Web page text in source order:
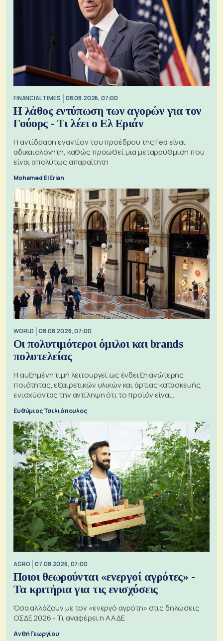
FINANCIAL TIMES 08.08.2026, 07:00
Η λάθος εντύπωση των αγορών για τον
Γούορς - Τι λέει ο Ελ Εριάν
Η αντίδραση εναντίον του προέδρου της Fed είναι
αδικαιολόγητη, καθώς προωθεί μια μεταρρύθμιση που
είναι απολύτως απαραίτητη
Mohamed El Erian
WORLD 08.08.2026, 07:00
Οι πολυτιμότεροι όμιλοι και brands
πολυτελείας
Η αυξημένη τιμή λειτουργεί ως ένδειξη ανώτερης
ποιότητας, εξαιρετικών υλικών και άρτιας κατασκευής,
ενισχύοντας την αντίληψη ότι το προϊόν είναι
ξεχωριστό
Ευθύμιος Τσιλιόπουλος
AGRO 07.08.2026, 07:00
Ποιοι θεωρούνται «ενεργοί αγρότες» -
Τα κριτήρια για τις ενισχύσεις
Όσα αλλάζουν με τον «ενεργό αγρότη» στις δηλώσεις
ΟΣΔΕ 2026 - Τι αναφέρει η ΑΑΔΕ
Ανθή Γεωργίου